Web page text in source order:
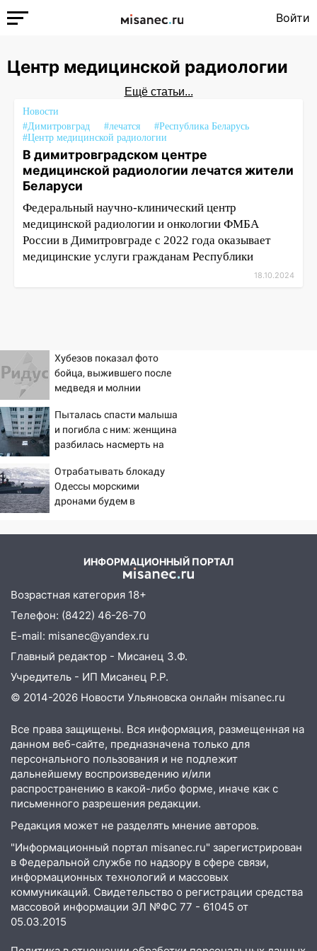
Войти
Центр медицинской радиологии
Ещё статьи...
Новости
#Димитровград
#лечатся
#Республика Беларусь
#Центр медицинской радиологии
В димитровградском центре
медицинской радиологии лечатся жители
Беларуси
Федеральный научно-клинический центр
медицинской радиологии и онкологии ФМБА
России в Димитровграде с 2022 года оказывает
медицинские услуги гражданам Республики
18.10.2024
Хубезов показал фото
бойца, выжившего после
медведя и молнии
Пыталась спасти малыша
и погибла с ним: женщина
разбилась насмерть на
– Новости
Отрабатывать блокаду
Одессы морскими
дронами будем в
ИНФОРМАЦИОННЫЙ ПОРТАЛ
Возрастная категория 18+
Телефон: (8422) 46-26-70
E-mail: misanec@yandex.ru
Главный редактор - Мисанец З.Ф.
Учредитель - ИП Мисанец Р.Р.
© 2014-2026 Новости Ульяновска онлайн misanec.ru
Все права защищены. Вся информация, размещенная на
данном веб-сайте, предназначена только для
персонального пользования и не подлежит
дальнейшему воспроизведению и/или
распространению в какой-либо форме, иначе как с
письменного разрешения редакции.
Редакция может не разделять мнение авторов.
"Информационный портал misanec.ru" зарегистрирован
в Федеральной службе по надзору в сфере связи,
информационных технологий и массовых
коммуникаций. Свидетельство о регистрации средства
массовой информации ЭЛ №ФС 77 - 61045 от
05.03.2015